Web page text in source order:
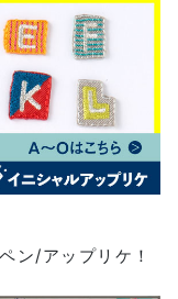
ン/アップリケ！